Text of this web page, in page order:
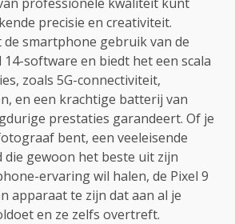
precisie en creativiteit.
de smartphone gebruik van de
software en biedt het een scala
zoals 5G-connectiviteit,
en een krachtige batterij van
prestaties garandeert. Of je
bent, een veeleisende
die gewoon het beste uit zijn
ervaring wil halen, de Pixel 9
apparaat te zijn dat aan al je
en ze zelfs overtreft.